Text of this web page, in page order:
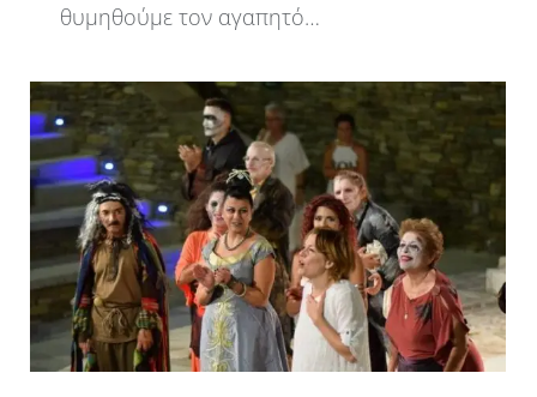
θυμηθούμε τον αγαπητό…